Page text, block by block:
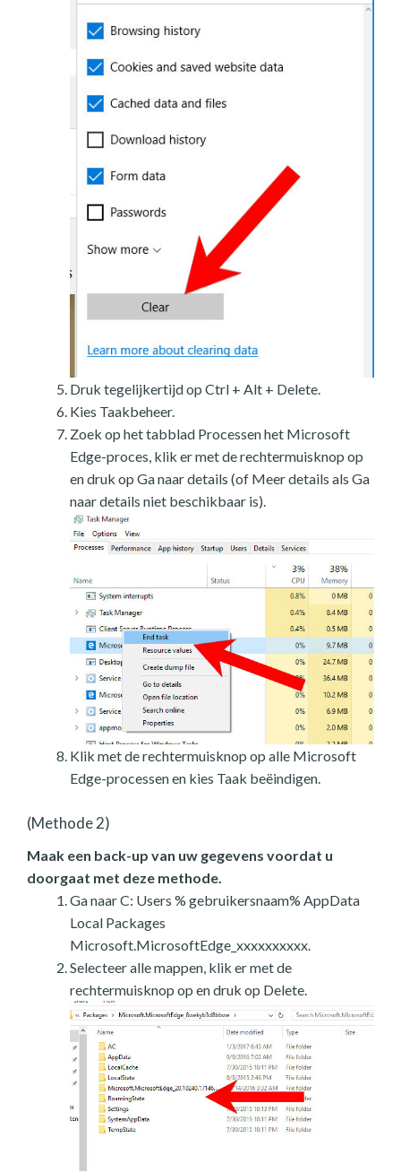
Druk tegelijkertijd op Ctrl + Alt + Delete.
Kies Taakbeheer.
Zoek op het tabblad Processen het Microsoft
Edge-proces, klik er met de rechtermuisknop op
en druk op Ga naar details (of Meer details als Ga
naar details niet beschikbaar is).
Klik met de rechtermuisknop op alle Microsoft
Edge-processen en kies Taak beëindigen.
(Methode 2)
Maak een back-up van uw gegevens voordat u
doorgaat met deze methode.
Ga naar C: Users % gebruikersnaam% AppData
Local Packages
Microsoft.MicrosoftEdge_xxxxxxxxxx.
Selecteer alle mappen, klik er met de
rechtermuisknop op en druk op Delete.